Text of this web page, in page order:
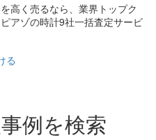
高く売るなら、業界トップク
アゾの時計9社一括査定サービ
る
例を検索